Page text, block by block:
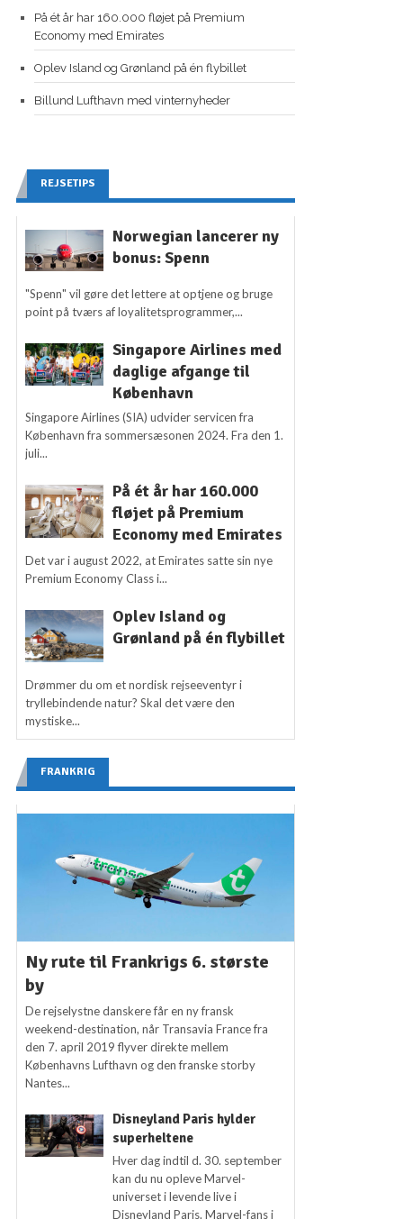
På ét år har 160.000 fløjet på Premium
Economy med Emirates
Oplev Island og Grønland på én flybillet
Billund Lufthavn med vinternyheder
REJSETIPS
Norwegian lancerer ny
bonus: Spenn
"Spenn" vil gøre det lettere at optjene og bruge
point på tværs af loyalitetsprogrammer,...
Singapore Airlines med
daglige afgange til
København
Singapore Airlines (SIA) udvider servicen fra
København fra sommersæsonen 2024. Fra den 1.
juli...
På ét år har 160.000
fløjet på Premium
Economy med Emirates
Det var i august 2022, at Emirates satte sin nye
Premium Economy Class i...
Oplev Island og
Grønland på én flybillet
Drømmer du om et nordisk rejseeventyr i
tryllebindende natur? Skal det være den
mystiske...
FRANKRIG
Ny rute til Frankrigs 6. største
by
De rejselystne danskere får en ny fransk
weekend-destination, når Transavia France fra
den 7. april 2019 flyver direkte mellem
Københavns Lufthavn og den franske storby
Nantes...
Disneyland Paris hylder
superheltene
Hver dag indtil d. 30. september
kan du nu opleve Marvel-
universet i levende live i
Disneyland Paris. Marvel-fans i